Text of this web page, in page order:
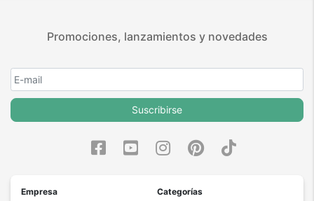
Promociones, lanzamientos y novedades
Suscribirse
Empresa
Categorías